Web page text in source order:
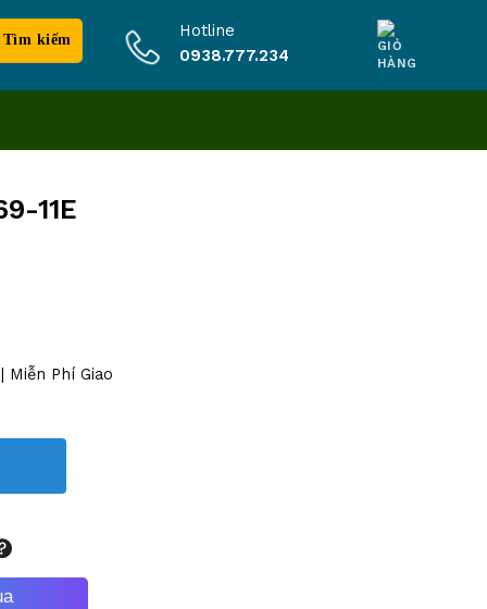
Hotline
0938.777.234
11E
Phí Giao